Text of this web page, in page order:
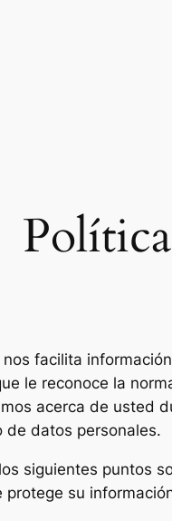
facilita
le reconoce la
acerca de usted
de datos personales.
siguientes puntos
su